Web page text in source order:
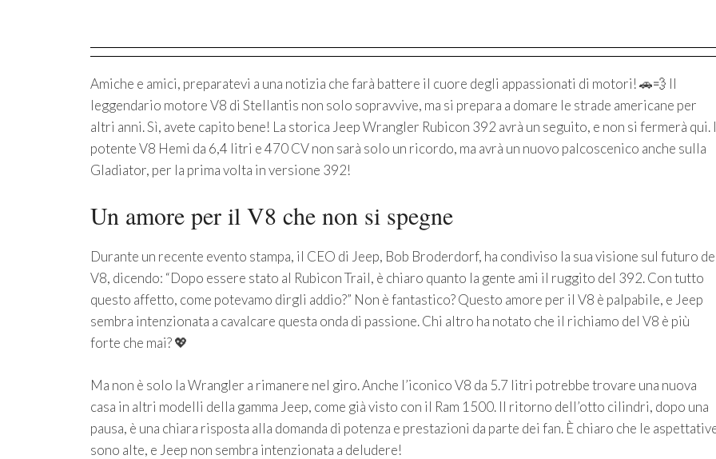
Amiche e amici, preparatevi a una notizia che farà battere il cuore degli appassionati di motori! 🚗💨 Il
leggendario motore V8 di Stellantis non solo sopravvive, ma si prepara a domare le strade americane per
altri anni. Sì, avete capito bene! La storica Jeep Wrangler Rubicon 392 avrà un seguito, e non si fermerà qui.
potente V8 Hemi da 6,4 litri e 470 CV non sarà solo un ricordo, ma avrà un nuovo palcoscenico anche sulla
Gladiator, per la prima volta in versione 392!
Un amore per il V8 che non si spegne
Durante un recente evento stampa, il CEO di Jeep, Bob Broderdorf, ha condiviso la sua visione sul futuro
V8, dicendo: “Dopo essere stato al Rubicon Trail, è chiaro quanto la gente ami il ruggito del 392. Con tutto
questo affetto, come potevamo dirgli addio?” Non è fantastico? Questo amore per il V8 è palpabile, e Jeep
sembra intenzionata a cavalcare questa onda di passione. Chi altro ha notato che il richiamo del V8 è più
forte che mai? 💖
Ma non è solo la Wrangler a rimanere nel giro. Anche l’iconico V8 da 5.7 litri potrebbe trovare una nuova
casa in altri modelli della gamma Jeep, come già visto con il Ram 1500. Il ritorno dell’otto cilindri, dopo una
pausa, è una chiara risposta alla domanda di potenza e prestazioni da parte dei fan. È chiaro che le
sono alte, e Jeep non sembra intenzionata a deludere!